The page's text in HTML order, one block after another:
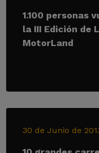
1.100 personas
la III Edición de
MotorLand
30 de Junio de